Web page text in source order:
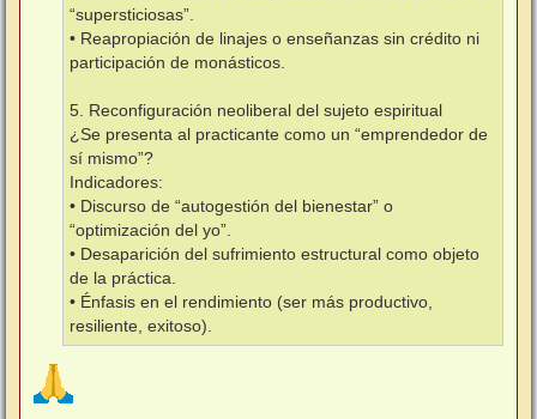
“supersticiosas”.
• Reapropiación de linajes o enseñanzas sin crédito ni
participación de monásticos.
5. Reconfiguración neoliberal del sujeto espiritual
¿Se presenta al practicante como un “emprendedor de
sí mismo”?
Indicadores:
• Discurso de “autogestión del bienestar” o
“optimización del yo”.
• Desaparición del sufrimiento estructural como objeto
de la práctica.
• Énfasis en el rendimiento (ser más productivo,
resiliente, exitoso).